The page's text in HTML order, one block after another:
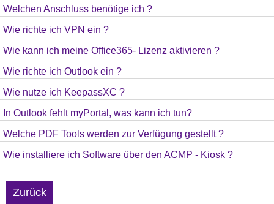
Welchen Anschluss benötige ich ?
Wie richte ich VPN ein ?
Wie kann ich meine Office365- Lizenz aktivieren ?
Wie richte ich Outlook ein ?
Wie nutze ich KeepassXC ?
In Outlook fehlt myPortal, was kann ich tun?
Welche PDF Tools werden zur Verfügung gestellt ?
Wie installiere ich Software über den ACMP - Kiosk ?
Zurück